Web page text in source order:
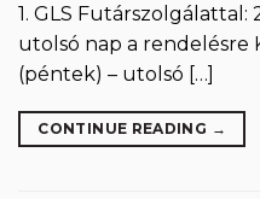
1. GLS Futárszolgálattal:
utolsó nap a rendelésre
(péntek) – utolsó […]
CONTINUE READING →